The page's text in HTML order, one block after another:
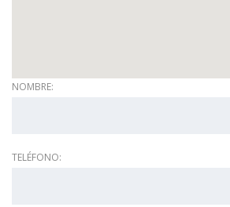
NOMBRE:
TELÉFONO: